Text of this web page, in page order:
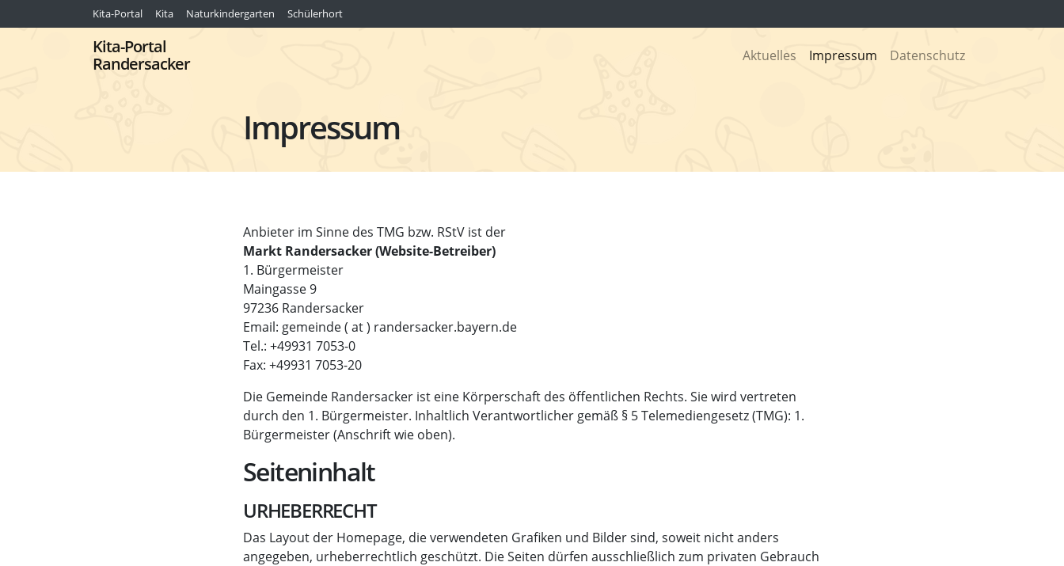
Kita-Portal Kita Naturkindergarten Schülerhort
Kita-Portal
Randersacker
Aktuelles Impressum Datenschutz
Impressum
Anbieter im Sinne des TMG bzw. RStV ist der
Markt Randersacker (Website-Betreiber)
1. Bürgermeister
Maingasse 9
97236 Randersacker
Email: gemeinde ( at ) randersacker.bayern.de
Tel.: +49931 7053-0
Fax: +49931 7053-20
Die Gemeinde Randersacker ist eine Körperschaft des öffentlichen Rechts. Sie wird vertreten
durch den 1. Bürgermeister. Inhaltlich Verantwortlicher gemäß § 5 Telemediengesetz (TMG): 1.
Bürgermeister (Anschrift wie oben).
Seiteninhalt
URHEBERRECHT
Das Layout der Homepage, die verwendeten Grafiken und Bilder sind, soweit nicht anders
angegeben, urheberrechtlich geschützt. Die Seiten dürfen ausschließlich zum privaten Gebrauch